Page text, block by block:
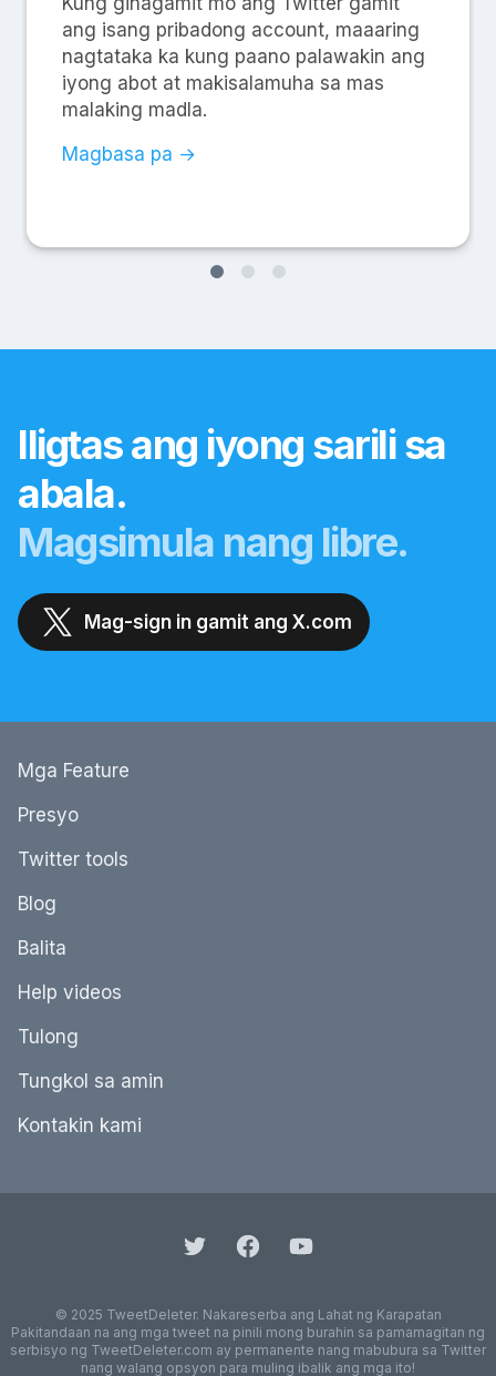
ang isang pribadong account, maaaring
nagtataka ka kung paano palawakin ang
iyong abot at makisalamuha sa mas
malaking madla.
Magbasa pa →
Iligtas ang iyong sarili sa
abala.
Magsimula nang libre.
Mag-sign in gamit ang X.com
Mga Feature
Presyo
Twitter tools
Blog
Balita
Help videos
Tulong
Tungkol sa amin
Kontakin kami
© 2025 TweetDeleter. Nakareserba ang Lahat ng Karapatan
Pakitandaan na ang mga tweet na pinili mong burahin sa pamamagitan ng
serbisyo ng TweetDeleter.com ay permanente nang mabubura sa Twitter
nang walang opsyon para muling ibalik ang mga ito!